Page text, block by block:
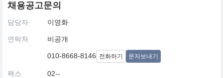
채용공고문의
담당자 이영화
연락처 비공개
010-8668-8146 전화하기 문자보내기
팩스 02--